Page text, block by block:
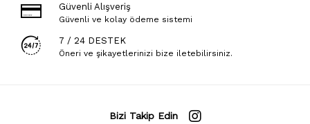
Güvenli Alışveriş
Güvenli ve kolay ödeme sistemi
7 / 24 DESTEK
Öneri ve şikayetlerinizi bize iletebilirsiniz.
Bizi Takip Edin